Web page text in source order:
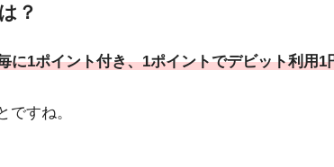
？
に1ポイント付き、1ポイントでデビット利用1
ですね。